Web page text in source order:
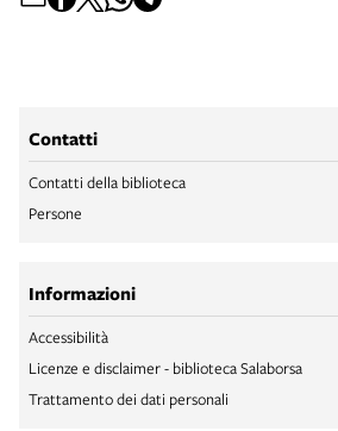
Contatti
Contatti della biblioteca
Persone
Informazioni
Accessibilità
Licenze e disclaimer - biblioteca Salaborsa
Trattamento dei dati personali